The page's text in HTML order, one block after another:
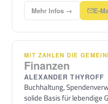
Mehr Infos → E-
MIT ZAHLEN DIE
Finanzen
ALEXANDER THYROFF
Buchhaltung,
solide Basis für lebendige